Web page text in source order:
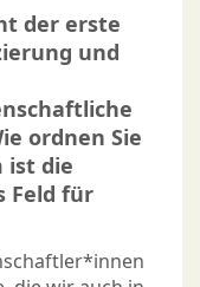
der erste
und
ordnen Sie
ist die
Feld für